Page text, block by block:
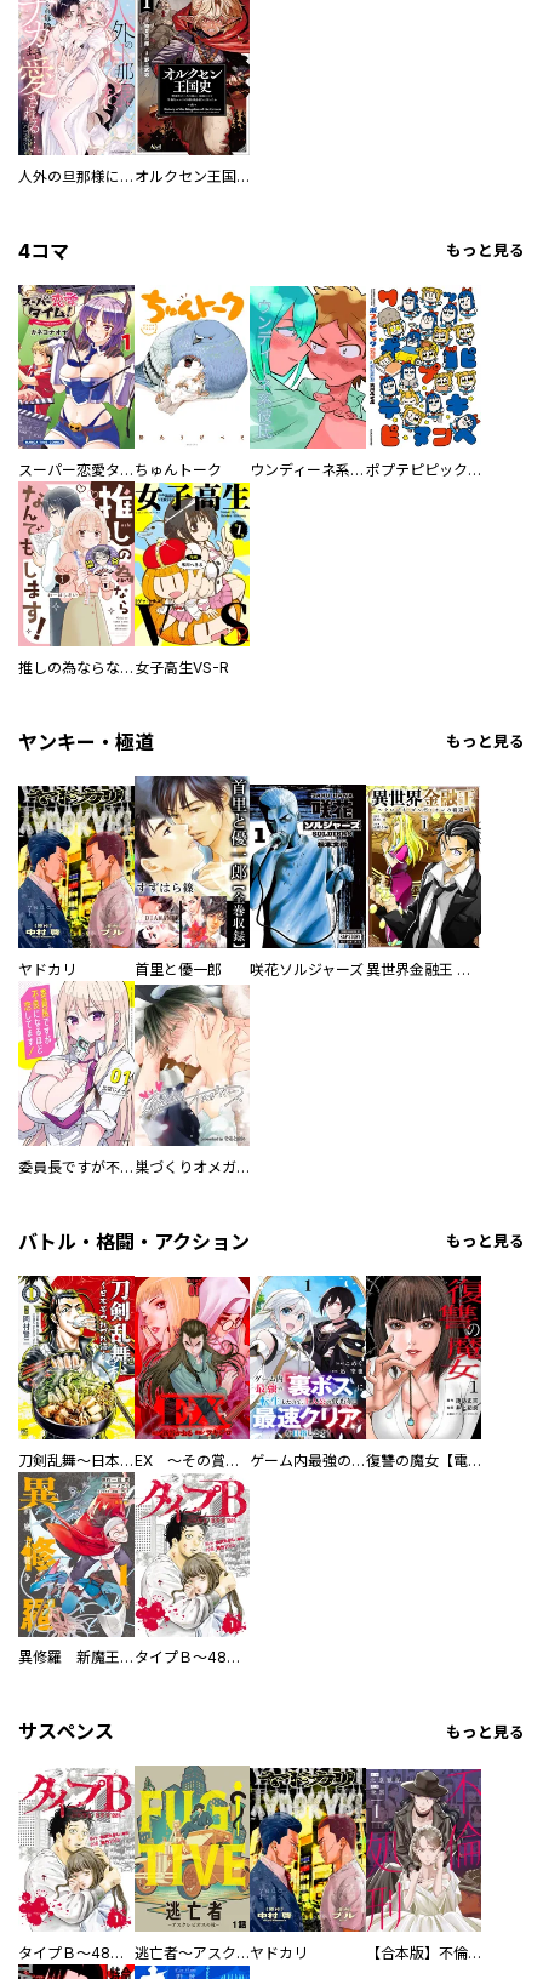
人外の旦那様に娶られ毎晩ナカまで愛される…。アンソロジー オルクセン王国史
4コマ もっと見る
スーパー恋愛タイム！～現場でドＳな彼女は自宅でデレる～ ちゅんトーク ウンディーネ系彼氏 ポプテピピック SEASON EIGHT
推しの為ならなんでもします！ 女子高生VS-R
ヤンキー・極道 もっと見る
ヤドカリ 首里と優一郎 咲花ソルジャーズ 異世界金融王 ～クローネ・ゴルディオンの覇道～
委員長ですが不良になるほど恋してます！ 巣づくりオメガバース
バトル・格闘・アクション もっと見る
刀剣乱舞～日本号つれづれ酒～ EX ～その賞金稼ぎは、世界の出口を探す～【単行本版】 ゲーム内最強の『裏ボス』に転生したので、主人公の代わりに最速クリアを目指します！【電子単行本版】 復讐の魔女【電子単行本版】
異修羅 新魔王戦争 タイプＢ～48時間後、致死率100％～【単話】
サスペンス もっと見る
タイプＢ～48時間後、致死率100％～【単話】 逃亡者～アスクレピオスの杖～ヤドカリ 【合本版】不倫処刑